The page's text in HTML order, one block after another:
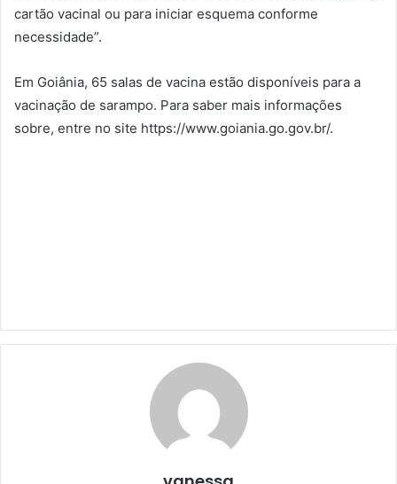
cartão vacinal ou para iniciar esquema conforme
necessidade”.
Em Goiânia, 65 salas de vacina estão disponíveis para a
vacinação de sarampo. Para saber mais informações
sobre, entre no site https://www.goiania.go.gov.br/.